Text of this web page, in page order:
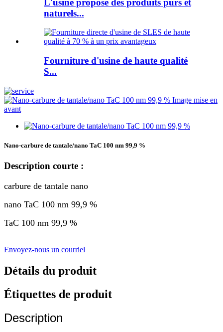
naturels...
Fourniture d'usine de haute qualité
S...
Nano-carbure de tantale/nano TaC 100 nm 99,9 %
Description courte :
carbure de tantale nano
nano TaC 100 nm 99,9 %
TaC 100 nm 99,9 %
Envoyez-nous un courriel
Détails du produit
Étiquettes de produit
Description